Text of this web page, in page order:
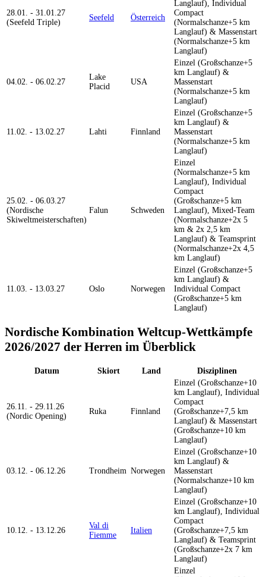
28.01. - 31.01.27
(Seefeld Triple)
Seefeld Österreich
Langlauf), Individual
Compact
(Normalschanze+5 km
Langlauf) & Massenstart
(Normalschanze+5 km
Langlauf)
04.02. - 06.02.27
Lake
Placid
USA
Einzel (Großschanze+5
km Langlauf) &
Massenstart
(Normalschanze+5 km
Langlauf)
11.02. - 13.02.27 Lahti Finnland
Einzel (Großschanze+5
km Langlauf) &
Massenstart
(Normalschanze+5 km
Langlauf)
25.02. - 06.03.27
(Nordische
Skiweltmeisterschaften)
Falun Schweden
Einzel
(Normalschanze+5 km
Langlauf), Individual
Compact
(Großschanze+5 km
Langlauf), Mixed-Team
(Normalschanze+2x 5
km & 2x 2,5 km
Langlauf) & Teamsprint
(Normalschanze+2x 4,5
km Langlauf)
11.03. - 13.03.27 Oslo Norwegen
Einzel (Großschanze+5
km Langlauf) &
Individual Compact
(Großschanze+5 km
Langlauf)
Nordische Kombination Weltcup-Wettkämpfe
2026/2027 der Herren im Überblick
Datum Skiort Land Disziplinen
26.11. - 29.11.26
(Nordic Opening)
Ruka Finnland
Einzel (Großschanze+10
km Langlauf), Individual
Compact
(Großschanze+7,5 km
Langlauf) & Massenstart
(Großschanze+10 km
Langlauf)
03.12. - 06.12.26 Trondheim Norwegen
Einzel (Großschanze+10
km Langlauf) &
Massenstart
(Normalschanze+10 km
Langlauf)
10.12. - 13.12.26
Val di
Fiemme
Italien
Einzel (Großschanze+10
km Langlauf), Individual
Compact
(Großschanze+7,5 km
Langlauf) & Teamsprint
(Großschanze+2x 7 km
Langlauf)
Einzel